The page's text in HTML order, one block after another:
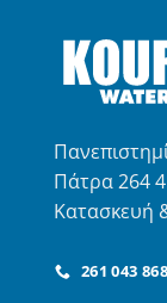
Πάτρα 264
Κατασκευή
261 043